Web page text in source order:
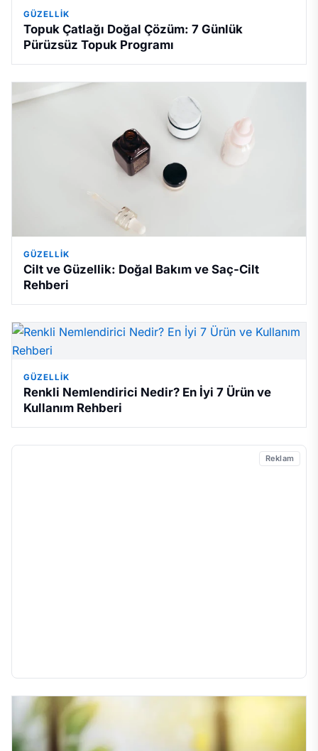
GÜZELLIK
Topuk Çatlağı Doğal Çözüm: 7 Günlük
Pürüzsüz Topuk Programı
GÜZELLIK
Cilt ve Güzellik: Doğal Bakım ve Saç-Cilt
Rehberi
GÜZELLIK
Renkli Nemlendirici Nedir? En İyi 7 Ürün ve
Kullanım Rehberi
Reklam